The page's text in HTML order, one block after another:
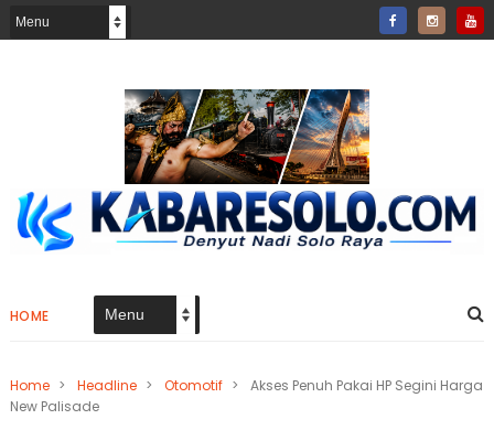
HOME
Home > Headline > Otomotif >
Akses Penuh Pakai HP Segini Harga
New Palisade